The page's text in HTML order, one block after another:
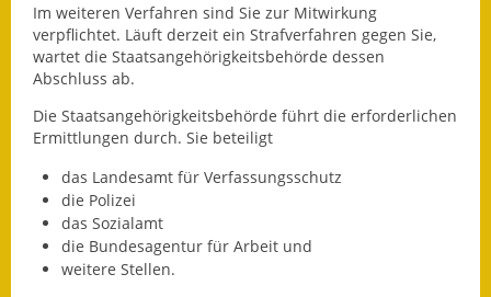
Kinderbetreuung
Nahverkehr
Ver- & Entsorgung
Breitbandausbau
Im weiteren Verfahren sind Sie zur Mitwirkung
verpflichtet. Läuft derzeit ein Strafverfahren gegen Sie,
wartet die Staatsangehörigkeitsbehörde dessen
Abschluss ab.
Die Staatsangehörigkeitsbehörde führt die erforderlichen
Ermittlungen durch. Sie beteiligt
das Landesamt für Verfassungsschutz
die Polizei
das Sozialamt
die Bundesagentur für Arbeit und
weitere Stellen.